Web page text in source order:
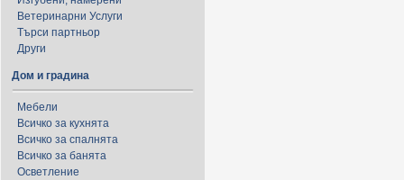
Ветеринарни Услуги
Търси партньор
Други
Дом и градина
Мебели
Всичко за кухнята
Всичко за спалнята
Всичко за банята
Осветление